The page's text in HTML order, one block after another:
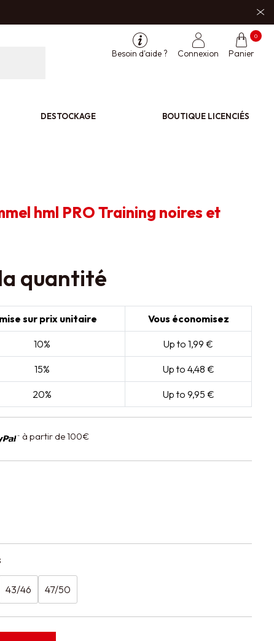
DESTOCKAGE BOUTIQUE LICENCIÉS
Besoin d'aide ? Connexion Panier
0
hml PRO Training noires et
43/46 47/50
à partir de 100€
quantité
sur prix unitaire Vous économisez
10% Up to 1,99 €
15% Up to 4,48 €
20% Up to 9,95 €